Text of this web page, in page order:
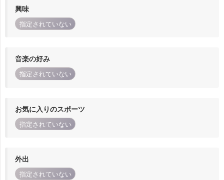
興味
指定されていない
音楽の好み
指定されていない
お気に入りのスポーツ
指定されていない
外出
指定されていない